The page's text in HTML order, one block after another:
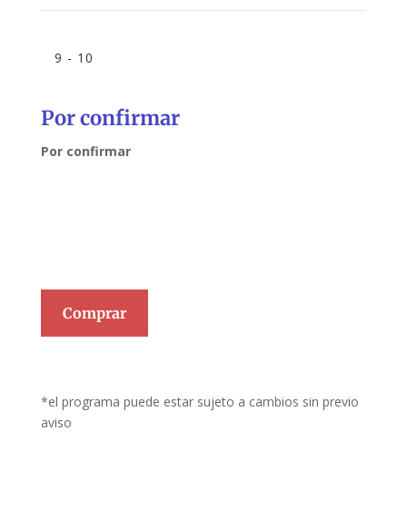
9 - 10
Por confirmar
Por confirmar
Comprar
*el programa puede estar sujeto a cambios sin previo
aviso